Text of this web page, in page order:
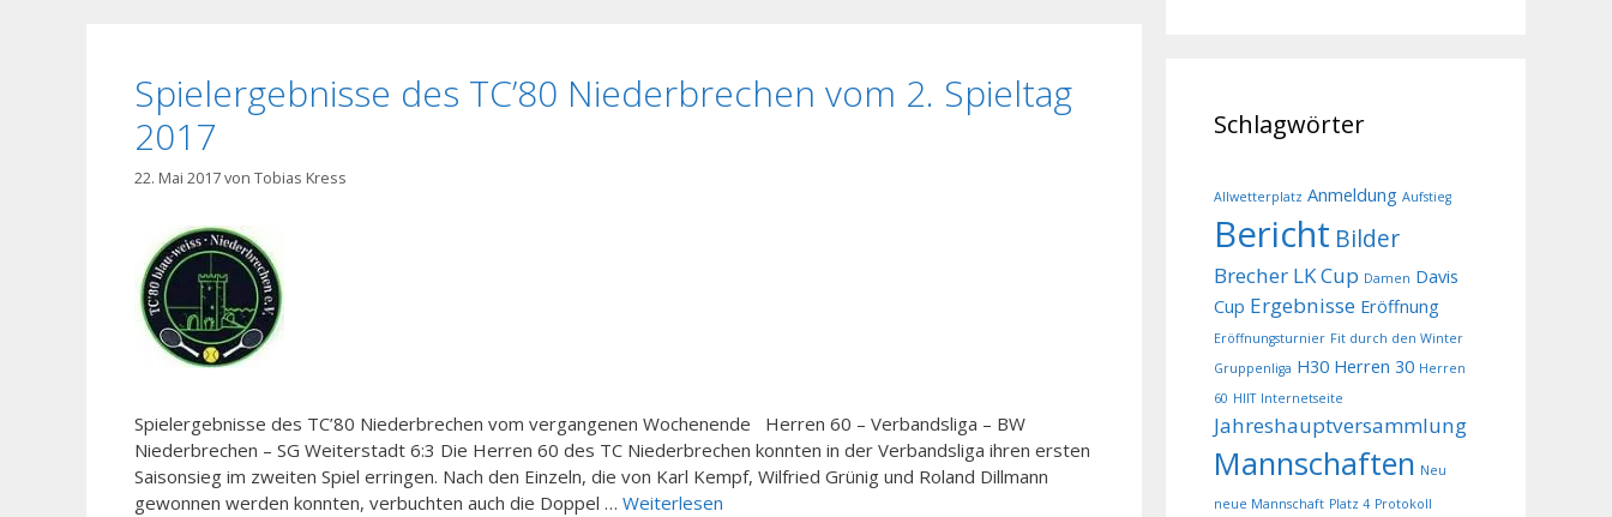
Spielergebnisse des TC’80 Niederbrechen vom 2. Spieltag
2017
22. Mai 2017von Tobias Kress
Spielergebnisse des TC’80 Niederbrechen vom vergangenen Wochenende Herren 60 – Verbandsliga – BW
Niederbrechen – SG Weiterstadt 6:3 Die Herren 60 des TC Niederbrechen konnten in der Verbandsliga ihren ersten
Saisonsieg im zweiten Spiel erringen. Nach den Einzeln, die von Karl Kempf, Wilfried Grünig und Roland Dillmann
gewonnen werden konnten, verbuchten auch die Doppel … Weiterlesen
Schlagwörter
Allwetterplatz Anmeldung Aufstieg
Bericht Bilder
Brecher LK Cup Damen Davis
Cup Ergebnisse Eröffnung
Eröffnungsturnier Fit durch den Winter
Gruppenliga H30 Herren 30 Herren
60 HIIT Internetseite
Jahreshauptversammlung
Mannschaften Neu
neue Mannschaft Platz 4 Protokoll